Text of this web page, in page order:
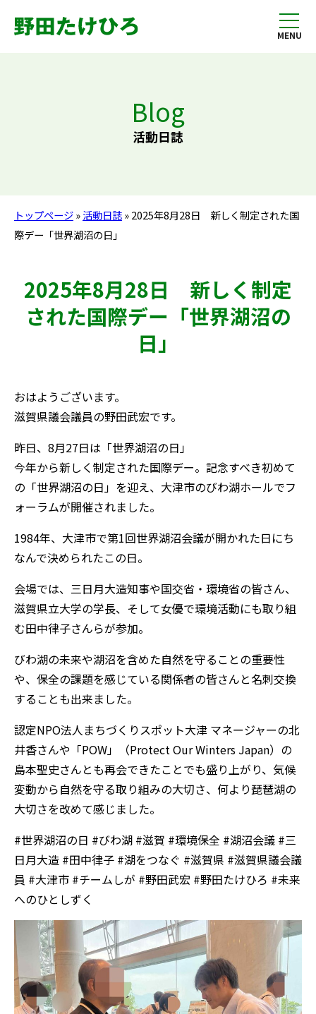
MENU
Blog
活動日誌
トップページ»活動日誌» 2025年8月28日 新しく制定された国
際デー「世界湖沼の日」
2025年8月28日 新しく制定
された国際デー「世界湖沼の
日」
おはようございます。
滋賀県議会議員の野田武宏です。
昨日、8月27日は「世界湖沼の日」
今年から新しく制定された国際デー。記念すべき初めて
の「世界湖沼の日」を迎え、大津市のびわ湖ホールでフ
ォーラムが開催されました。
1984年、大津市で第1回世界湖沼会議が開かれた日にち
なんで決められたこの日。
会場では、三日月大造知事や国交省・環境省の皆さん、
滋賀県立大学の学長、そして女優で環境活動にも取り組
む田中律子さんらが参加。
びわ湖の未来や湖沼を含めた自然を守ることの重要性
や、保全の課題を感じている関係者の皆さんと名刺交換
することも出来ました。
認定NPO法人まちづくりスポット大津 マネージャーの北
井香さんや「POW」（Protect Our Winters Japan）の
島本聖史さんとも再会できたことでも盛り上がり、気候
変動から自然を守る取り組みの大切さ、何より琵琶湖の
大切さを改めて感じました。
#世界湖沼の日 #びわ湖 #滋賀 #環境保全 #湖沼会議 #三
日月大造 #田中律子 #湖をつなぐ #滋賀県 #滋賀県議会議
員 #大津市 #チームしが #野田武宏 #野田たけひろ #未来
へのひとしずく